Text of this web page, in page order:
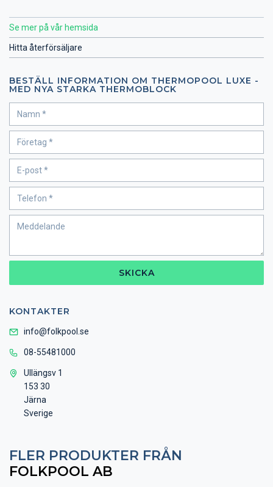
Se mer på vår hemsida
Hitta återförsäljare
BESTÄLL INFORMATION OM THERMOPOOL LUXE -
MED NYA STARKA THERMOBLOCK
SKICKA
KONTAKTER
info@folkpool.se
08-55481000
Ullängsv 1
153 30
Järna
Sverige
FLER PRODUKTER FRÅN
FOLKPOOL AB